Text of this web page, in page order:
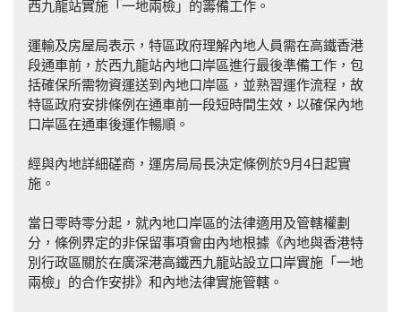
西九龍站實施「一地兩檢」的籌備工作。
運輸及房屋局表示，特區政府理解內地人員需在高鐵香港
段通車前，於西九龍站內地口岸區進行最後準備工作，包
括確保所需物資運送到內地口岸區，並熟習運作流程，故
特區政府安排條例在通車前一段短時間生效，以確保內地
口岸區在通車後運作暢順。
經與內地詳細磋商，運房局局長決定條例於9月4日起實
施。
當日零時零分起，就內地口岸區的法律適用及管轄權劃
分，條例界定的非保留事項會由內地根據《內地與香港特
別行政區關於在廣深港高鐵西九龍站設立口岸實施「一地
兩檢」的合作安排》和內地法律實施管轄。